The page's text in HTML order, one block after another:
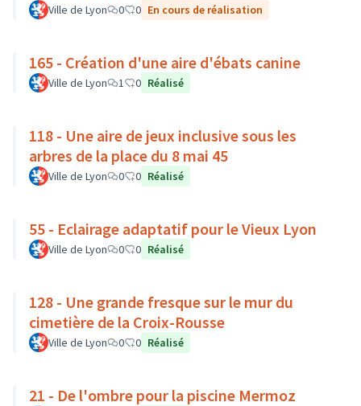
Ville de Lyon 0 0 En cours de réalisation
165 - Création d'une aire d'ébats canine
Ville de Lyon 1 0 Réalisé
118 - Une aire de jeux inclusive sous les
arbres de la place du 8 mai 45
Ville de Lyon 0 0 Réalisé
55 - Eclairage adaptatif pour le Vieux Lyon
Ville de Lyon 0 0 Réalisé
128 - Une grande fresque sur le mur du
cimetière de la Croix-Rousse
Ville de Lyon 0 0 Réalisé
21 - De l'ombre pour la piscine Mermoz